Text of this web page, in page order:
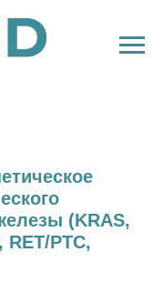
(KRAS,
RET/PTC,